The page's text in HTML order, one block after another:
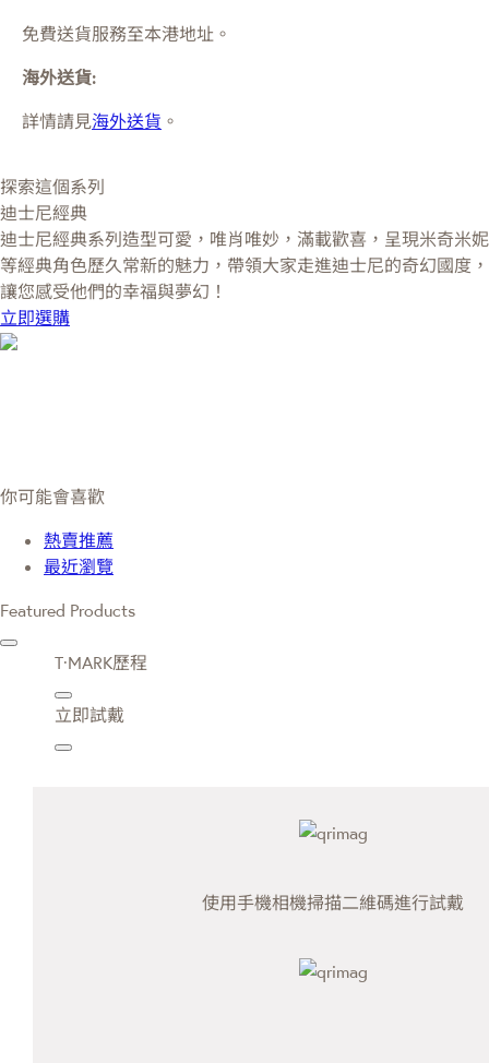
免費送貨服務至本港地址。
海外送貨:
詳情請見海外送貨 。
探索這個系列
迪士尼經典
迪士尼經典系列造型可愛，唯肖唯妙，滿載歡喜，呈現米奇米妮
等經典角色歷久常新的魅力，帶領大家走進迪士尼的奇幻國度，
讓您感受他們的幸福與夢幻！
立即選購
你可能會喜歡
熱賣推薦
最近瀏覽
Featured Products
T·MARK歷程
立即試戴
使用手機相機掃描二維碼進行試戴